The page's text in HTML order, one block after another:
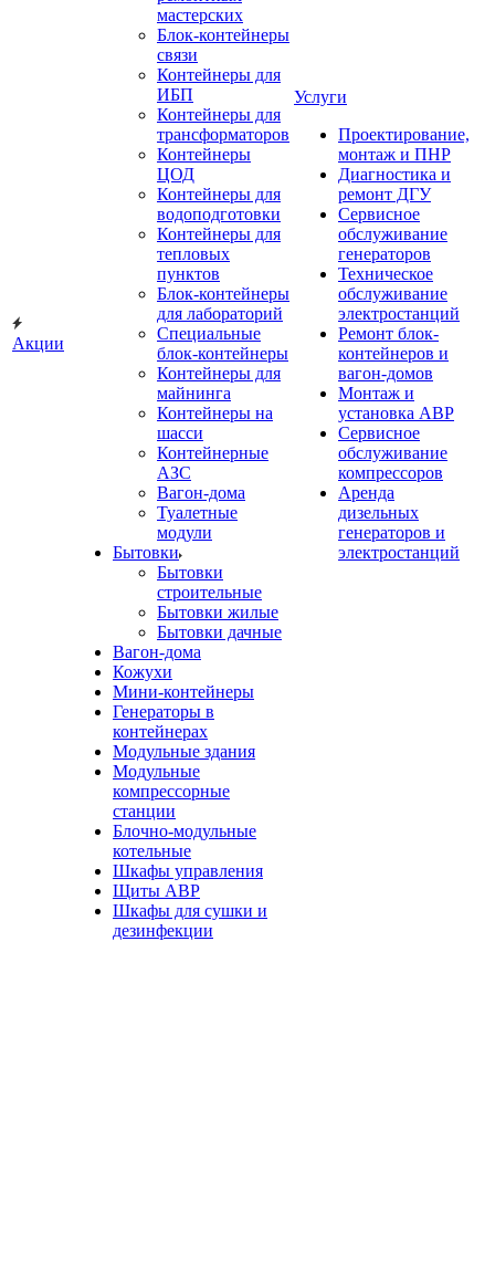
Акции
мастерских
Блок-контейнеры
связи
Контейнеры для
ИБП
Контейнеры для
трансформаторов
Контейнеры
ЦОД
Контейнеры для
водоподготовки
Контейнеры для
тепловых
пунктов
Блок-контейнеры
для лабораторий
Специальные
блок-контейнеры
Контейнеры для
майнинга
Контейнеры на
шасси
Контейнерные
АЗС
Вагон-дома
Туалетные
модули
Бытовки
Бытовки
строительные
Бытовки жилые
Бытовки дачные
Вагон-дома
Кожухи
Мини-контейнеры
Генераторы в
контейнерах
Модульные здания
Модульные
компрессорные
станции
Блочно-модульные
котельные
Шкафы управления
Щиты АВР
Шкафы для сушки и
дезинфекции
Услуги
Проектирование,
монтаж и ПНР
Диагностика и
ремонт ДГУ
Сервисное
обслуживание
генераторов
Техническое
обслуживание
электростанций
Ремонт блок-
контейнеров и
вагон-домов
Монтаж и
установка АВР
Сервисное
обслуживание
компрессоров
Аренда
дизельных
генераторов и
электростанций